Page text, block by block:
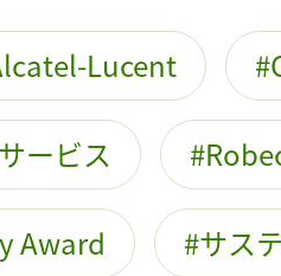
Lucent
ービス
Award サス